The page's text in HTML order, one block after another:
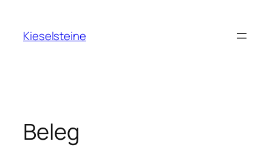
springen
Kieselsteine
Beleg